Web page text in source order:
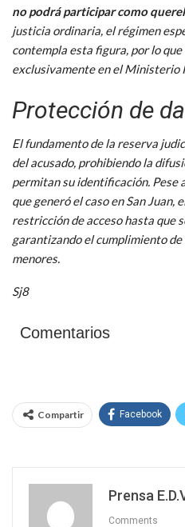
no podrá participar como
justicia ordinaria, el régimen
contempla esta figura, por lo
exclusivamente en el Ministerio
Protección de
El fundamento de la reserva
del acusado, prohibiendo la
permitan su identificación. Pese
que generó el caso en San
restricción de acceso hasta que
garantizando el cumplimiento
menores.
Sj8
Comentarios
Compartir Facebook
Prensa
Comments